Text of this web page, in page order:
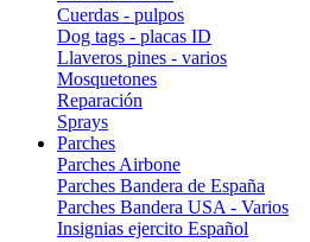
Cuerdas - pulpos
Dog tags - placas ID
Llaveros pines - varios
Mosquetones
Reparación
Sprays
Parches
Parches Airbone
Parches Bandera de España
Parches Bandera USA - Varios
Insignias ejercito Español